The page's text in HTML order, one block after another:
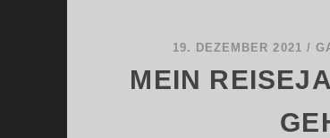
19. DEZEMBER 2021 /
MEIN